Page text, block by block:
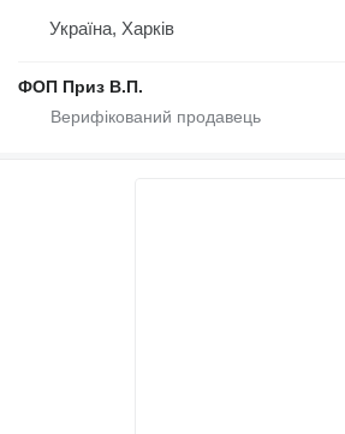
Україна, Харків
ФОП Приз В.П.